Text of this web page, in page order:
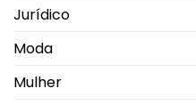
Jurídico
Moda
Mulher